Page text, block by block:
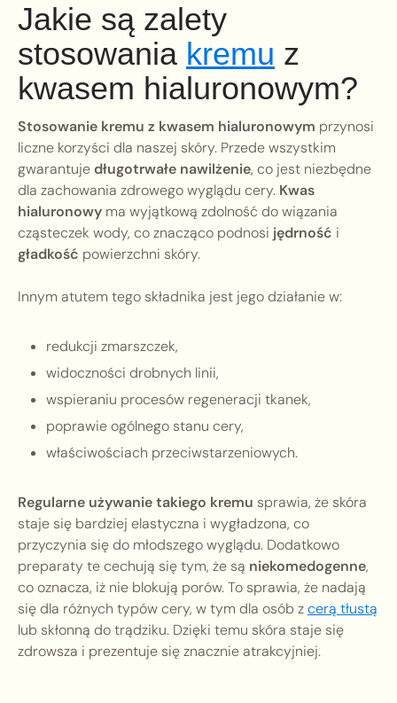
Jakie są zalety
stosowania kremu z
kwasem hialuronowym?
Stosowanie kremu z kwasem hialuronowym przynosi
liczne korzyści dla naszej skóry. Przede wszystkim
gwarantujedługotrwałe nawilżenie, co jest niezbędne
dla zachowania zdrowego wyglądu cery. Kwas
hialuronowy ma wyjątkową zdolność do wiązania
cząsteczek wody, co znacząco podnosi jędrność i
gładkość powierzchni skóry.
Innym atutem tego składnika jest jego działanie w:
redukcji zmarszczek,
widoczności drobnych linii,
wspieraniu procesów regeneracji tkanek,
poprawie ogólnego stanu cery,
właściwościach przeciwstarzeniowych.
Regularne używanie takiego kremu sprawia, że skóra
staje się bardziej elastyczna i wygładzona, co
przyczynia się do młodszego wyglądu. Dodatkowo
preparaty te cechują się tym, że są niekomedogenne,
co oznacza, iż nie blokują porów. To sprawia, że nadają
się dla różnych typów cery, w tym dla osób zcerą tłustą
lub skłonną do trądziku. Dzięki temu skóra staje się
zdrowsza i prezentuje się znacznie atrakcyjniej.